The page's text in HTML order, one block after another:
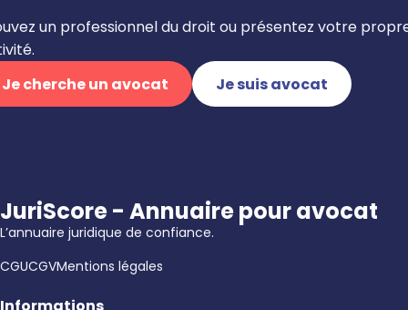
un professionnel du droit ou présentez votre
Je cherche un avocat
Je suis avocat
JuriScore - Annuaire pour avocat
L’annuaire juridique de confiance.
CGUCGVMentions légales